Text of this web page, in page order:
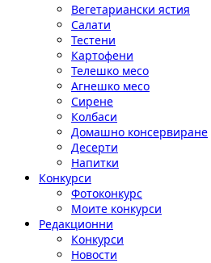
Вегетариански ястия
Салати
Тестени
Картофени
Телешко месо
Агнешко месо
Сирене
Колбаси
Домашно консервиране
Десерти
Напитки
Конкурси
Фотоконкурс
Моите конкурси
Редакционни
Конкурси
Новости